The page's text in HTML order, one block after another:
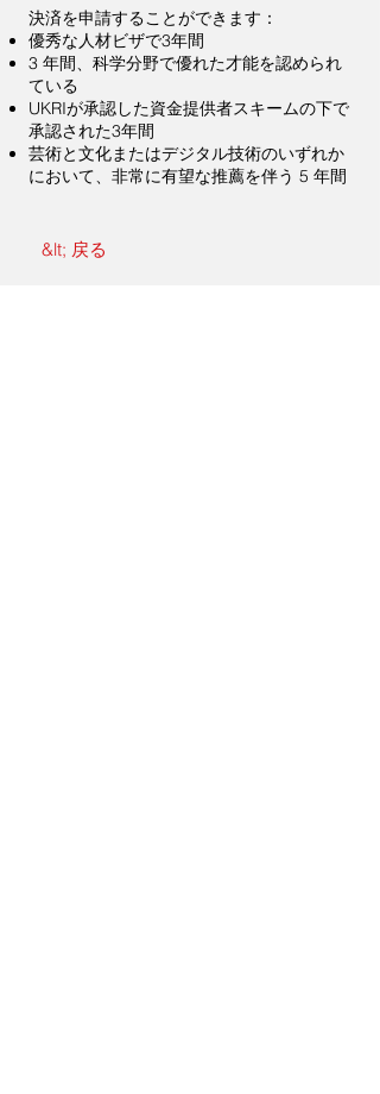
決済を申請することができます：
優秀な人材ビザで3年間
3 年間、科学分野で優れた才能を認められ
ている
UKRIが承認した資金提供者スキームの下で
承認された3年間
芸術と文化またはデジタル技術のいずれか
において、非常に有望な推薦を伴う 5 年間
&lt; 戻る